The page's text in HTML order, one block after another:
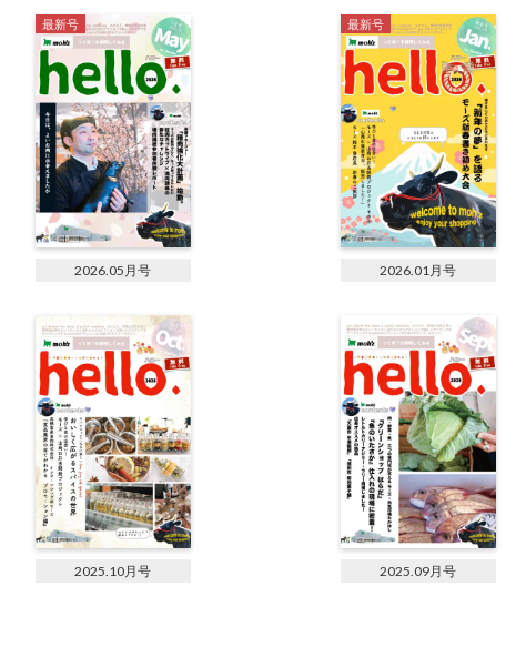
最新号
2026.05月号
最新号
2026.01月号
2025.10月号 2025.09月号